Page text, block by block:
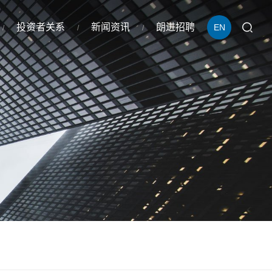
EN
投资者关系 新闻资讯 朗进招聘